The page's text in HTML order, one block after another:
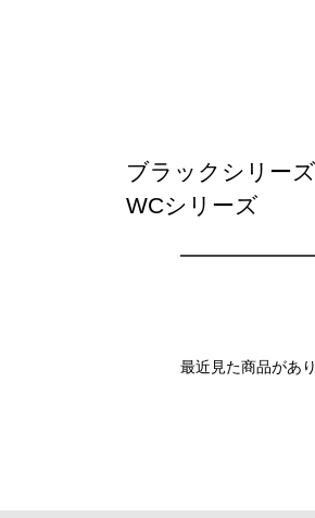
ブラックシリーズ
WCシリーズ
最近見た商品があり